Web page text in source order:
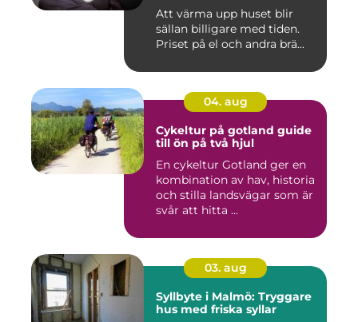
Att värma upp huset blir
sällan billigare med tiden.
Priset på el och andra brä...
04. aug
Cykeltur på gotland guide
till ön på två hjul
En cykeltur Gotland ger en
kombination av hav, historia
och stilla landsvägar som är
svår att hitta ...
03. aug
Syllbyte i Malmö: Tryggare
hus med friska syllar